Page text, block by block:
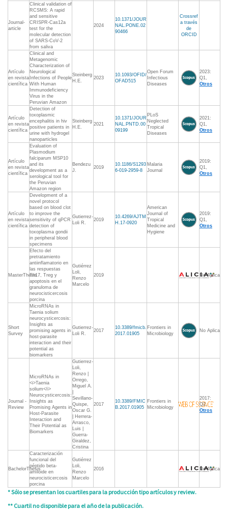
Journal-
article
Clinical validation of
RCSMS: A rapid
and sensitive
CRISPR-Cas12a
test for the
molecular detection
of SARS-CoV-2
from saliva
2024
10.1371/JOUR
NAL.PONE.02
90466
Crossref
a través
de
ORCID
Artículo
en revista
científica
Clinical and
Metagenomic
Characterization of
Neurological
Infections of People
With Human
Immunodeficiency
Virus in the
Peruvian Amazon
Steinberg
H.E.
2023
10.1093/OFID/
OFAD515
Open Forum
Infectious
Diseases
2023:
Q1,
Otros
Artículo
en revista
científica
Detection of
toxoplasmic
encephalitis in hiv
positive patients in
urine with hydrogel
nanoparticles
Steinberg
H.E.
2021
10.1371/JOUR
NAL.PNTD.00
09199
PLoS
Neglected
Tropical
Diseases
2021:
Q1,
Otros
Artículo
en revista
científica
Evaluation of
Plasmodium
falciparum MSP10
and its
development as a
serological tool for
the Peruvian
Amazon region
Bendezu
J.
2019
10.1186/S1293
6-019-2959-8
Malaria
Journal
2019:
Q1,
Otros
Artículo
en revista
científica
Development of a
novel protocol
based on blood clot
to improve the
sensitivity of qPCR
detection of
toxoplasma gondii
in peripheral blood
specimens
Gutierrez-
Loli R.
2019
10.4269/AJTM
H.17-0920
American
Journal of
Tropical
Medicine and
Hygiene
2019:
Q1,
Otros
MasterThesis
Efecto del
pretratamiento
antiinflamatorio en
las respuestas
Th17, Treg y
apoptosis en el
granuloma de
neurocisticercosis
porcina
Gutiérrez
Loli,
Renzo
Marcelo
2019 No Aplica
Short
Survey
MicroRNAs in
Taenia solium
neurocysticercosis:
Insights as
promising agents in
host-parasite
interaction and their
potential as
biomarkers
Gutierrez-
Loli R.
2017
10.3389/fmicb.
2017.01905
Frontiers in
Microbiology
No Aplica
Journal -
Review
MicroRNAs in
<i>Taenia
solium</i>
Neurocysticercosis:
Insights as
Promising Agents in
Host-Parasite
Interaction and
Their Potential as
Biomarkers
Gutierrez-
Loli,
Renzo |
Orrego,
Miguel A.
Sevillano-
Quispe,
Oscar G.
| Herrera-
Arrasco,
Luis |
Guerra-
Giraldez,
Cristina
2017
10.3389/FMIC
B.2017.01905
Frontiers in
Microbiology
2017:
Q2,
Otros
BachelorThesis
Caracterización
funcional del
péptido beta-
amiloide en
neurocisticercosis
porcina
Gutiérrez
Loli,
Renzo
Marcelo
2016 No Aplica
* Sólo se presentan los cuartiles para la producción tipo artículos y review.
** Cuartil no disponible para el año de la publicación.